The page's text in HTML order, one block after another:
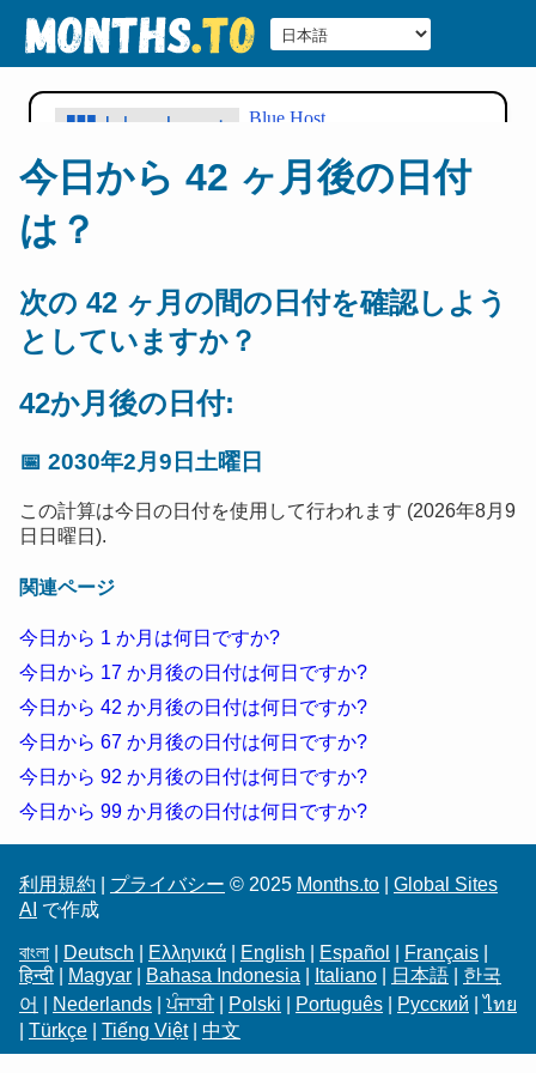
今日から 42 ヶ月後の日付
は？
次の 42 ヶ月の間の日付を確認しよう
としていますか？
42か月後の日付:
📅 2030年2月9日土曜日
この計算は今日の日付を使用して行われます (2026年8月9
日日曜日).
関連ページ
今日から 1 か月は何日ですか?
今日から 17 か月後の日付は何日ですか?
今日から 42 か月後の日付は何日ですか?
今日から 67 か月後の日付は何日ですか?
今日から 92 か月後の日付は何日ですか?
今日から 99 か月後の日付は何日ですか?
利用規約 プライバシー © 2025 Months.to
Global Sites
AI で作成
বাংলা Deutsch Ελληνικά English Español Français
हिन्दी
Magyar Bahasa Indonesia Italiano 日本語
한국
어
Nederlands |ਪੰਜਾਬੀ| Polski Português Русский |ไทย
Türkçe Tiếng Việt| 中文